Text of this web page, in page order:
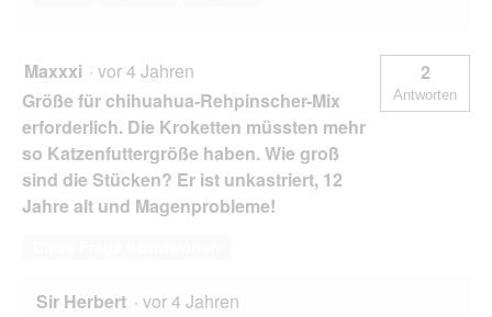
Maxxxi · vor 4 Jahren
Größe für chihuahua-Rehpinscher-Mix
erforderlich. Die Kroketten müssten mehr
so Katzenfuttergröße haben. Wie groß
sind die Stücken? Er ist unkastriert, 12
Jahre alt und Magenprobleme!
2
Antworten
Sir Herbert · vor 4 Jahren